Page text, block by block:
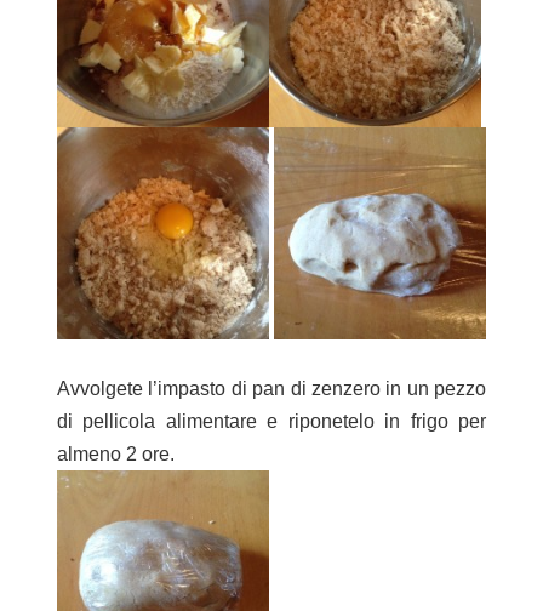
Avvolgete l’impasto di pan di zenzero in un pezzo
di pellicola alimentare e riponetelo in frigo per
almeno 2 ore.